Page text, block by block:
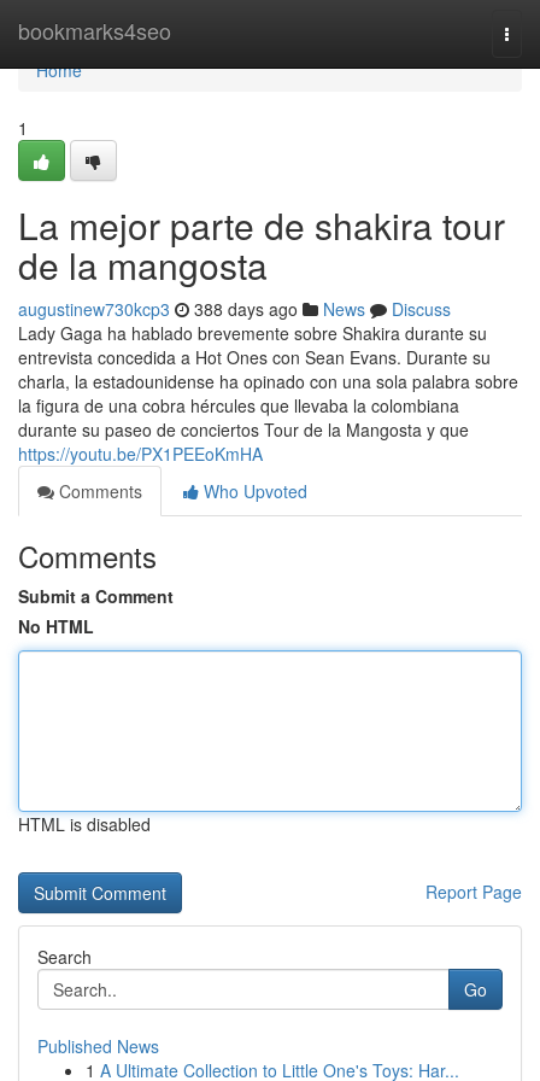
bookmarks4seo
Home
Home
1
La mejor parte de shakira tour
de la mangosta
augustinew730kcp3 388 days ago News
Discuss
Lady Gaga ha hablado brevemente sobre Shakira durante su
entrevista concedida a Hot Ones con Sean Evans. Durante su
charla, la estadounidense ha opinado con una sola palabra sobre
la figura de una cobra hércules que llevaba la colombiana
durante su paseo de conciertos Tour de la Mangosta y que
https://youtu.be/PX1PEEoKmHA
Comments
Who Upvoted
Comments
Submit a Comment
No HTML
HTML is disabled
Report Page
Search
Go
Published News
1 A Ultimate Collection to Little One's Toys: Har...